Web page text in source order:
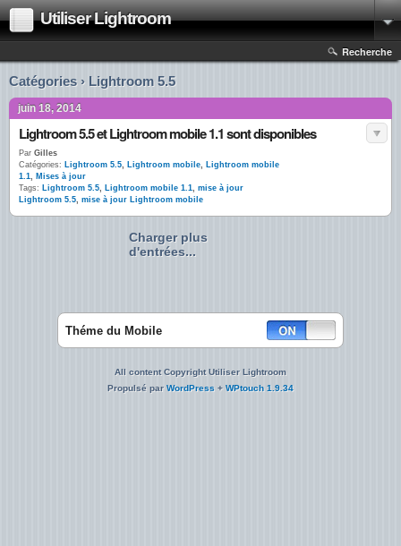
Utiliser Lightroom
Recherche
Catégories › Lightroom 5.5
juin 18, 2014
Lightroom 5.5 et Lightroom mobile 1.1 sont disponibles
Par Gilles
Catégories: Lightroom 5.5, Lightroom mobile, Lightroom mobile
1.1, Mises à jour
Tags: Lightroom 5.5, Lightroom mobile 1.1, mise à jour
Lightroom 5.5, mise à jour Lightroom mobile
Charger plus
d'entrées...
Théme du Mobile
All content Copyright Utiliser Lightroom
Propulsé parWordPress + WPtouch 1.9.34